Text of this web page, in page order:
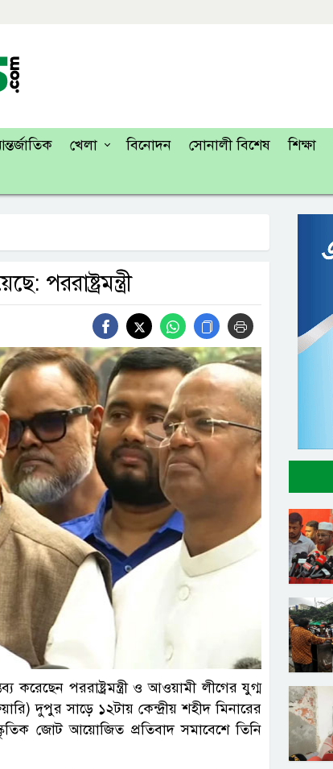
খেলা বিনোদন সোনালী বিশেষ শিক্ষা
পররাষ্ট্রমন্ত্রী
করেছেন পররাষ্ট্রমন্ত্রী ও আওয়ামী লীগের যুগ্ম
দুপুর সাড়ে ১২টায় কেন্দ্রীয় শহীদ মিনারের
জোট আয়োজিত প্রতিবাদ সমাবেশে তিনি